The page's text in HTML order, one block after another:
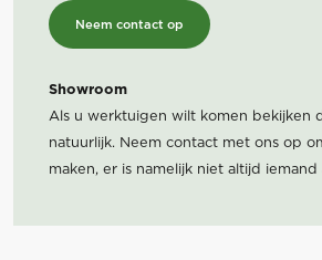
Neem contact op
Showroom
Als u werktuigen wilt komen bekijken
natuurlijk. Neem contact met ons op
maken, er is namelijk niet altijd iemand